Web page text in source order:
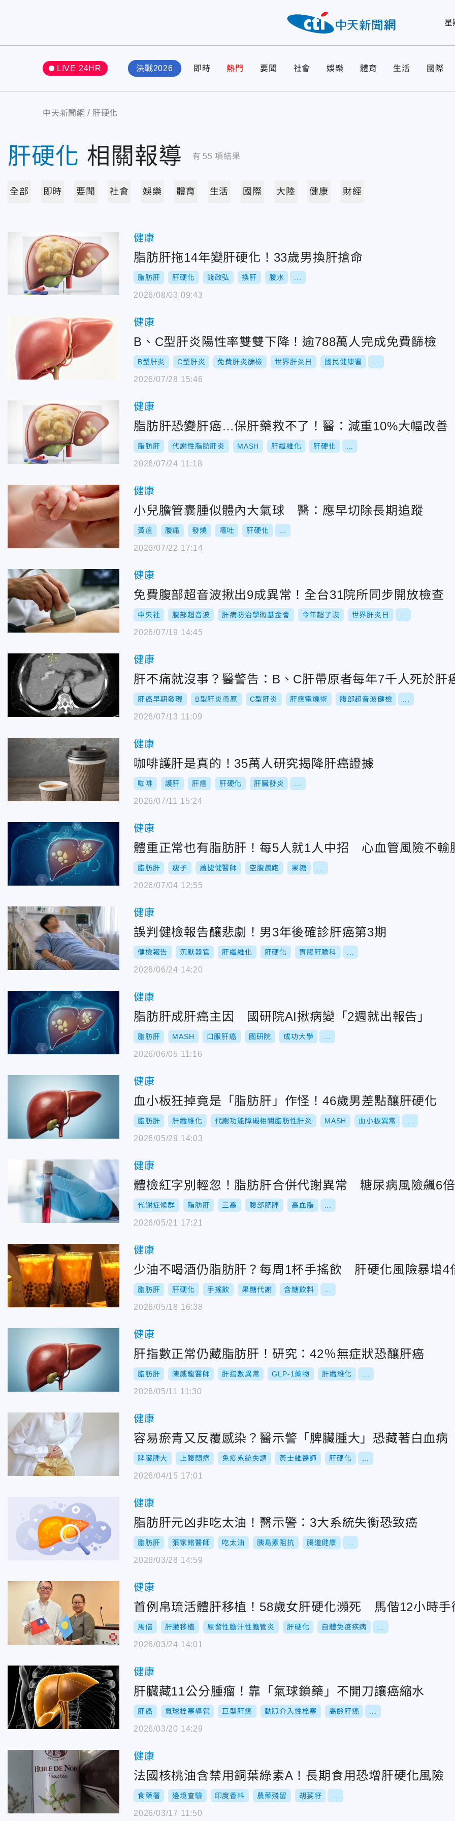
星
LIVE 24HR 決戰2026 即時 熱門 要聞 社會 娛樂 體育 生活 國際
中天新聞網 肝硬化
肝硬化 相關報導 有 55 項結果
全部 即時 要聞 社會 娛樂 體育 生活 國際 大陸 健康 財經
健康
脂肪肝拖14年變肝硬化！33歲男換肝搶命
脂肪肝 肝硬化 錢政弘 換肝 腹水
2026/08/03 09:43
健康
B、C型肝炎陽性率雙雙下降！逾788萬人完成免費篩檢
B型肝炎 C型肝炎 免費肝炎篩檢 世界肝炎日 國民健康署
2026/07/28 15:46
健康
脂肪肝恐變肝癌…保肝藥救不了！醫：減重10%大幅改善
脂肪肝 代謝性脂肪肝炎 MASH 肝纖維化 肝硬化
2026/07/24 11:18
健康
小兒膽管囊腫似體內大氣球 醫：應早切除長期追蹤
黃疸 腹痛 發燒 嘔吐 肝硬化
2026/07/22 17:14
健康
免費腹部超音波揪出9成異常！全台31院所同步開放檢查
中央社 腹部超音波 肝病防治學術基金會 今年超了沒 世界肝炎日
2026/07/19 14:45
健康
肝不痛就沒事？醫警告：B、C肝帶原者每年7千人死於肝
肝癌早期發現 B型肝炎帶原 C型肝炎 肝癌電燒術 腹部超音波健檢
2026/07/13 11:09
健康
咖啡護肝是真的！35萬人研究揭降肝癌證據
咖啡 護肝 肝癌 肝硬化 肝臟發炎
2026/07/11 15:24
健康
體重正常也有脂肪肝！每5人就1人中招 心血管風險不輸
脂肪肝 瘦子 蕭捷健醫師 空腹晨跑 果糖
2026/07/04 12:55
健康
誤判健檢報告釀悲劇！男3年後確診肝癌第3期
健檢報告 沉默器官 肝纖維化 肝硬化 胃腸肝膽科
2026/06/24 14:20
健康
脂肪肝成肝癌主因 國研院AI揪病變「2週就出報告」
脂肪肝 MASH 口服肝癌 國研院 成功大學
2026/06/05 11:16
健康
血小板狂掉竟是「脂肪肝」作怪！46歲男差點釀肝硬化
脂肪肝 肝纖維化 代謝功能障礙相關脂肪性肝炎 MASH 血小板異常
2026/05/29 14:03
健康
體檢紅字別輕忽！脂肪肝合併代謝異常 糖尿病風險飆6倍
代謝症候群 脂肪肝 三高 腹部肥胖 高血脂
2026/05/21 17:21
健康
少油不喝酒仍脂肪肝？每周1杯手搖飲 肝硬化風險暴增4
脂肪肝 肝硬化 手搖飲 果糖代謝 含糖飲料
2026/05/18 16:38
健康
肝指數正常仍藏脂肪肝！研究：42％無症狀恐釀肝癌
脂肪肝 陳威龍醫師 肝指數異常 GLP-1藥物 肝纖維化
2026/05/11 11:30
健康
容易瘀青又反覆感染？醫示警「脾臟腫大」恐藏著白血病
脾臟腫大 上腹悶痛 免疫系統失調 黃士維醫師 肝硬化
2026/04/15 17:01
健康
脂肪肝元凶非吃太油！醫示警：3大系統失衡恐致癌
脂肪肝 張家銘醫師 吃太油 胰島素阻抗 腸道健康
2026/03/28 14:59
健康
首例帛琉活體肝移植！58歲女肝硬化瀕死 馬偕12小時手
馬偕 肝臟移植 原發性膽汁性膽管炎 肝硬化 自體免疫疾病
2026/03/24 14:01
健康
肝臟藏11公分腫瘤！靠「氣球鎖藥」不開刀讓癌縮水
肝癌 氣球栓塞導管 巨型肝癌 動脈介入性栓塞 高齡肝癌
2026/03/20 14:29
健康
法國核桃油含禁用銅葉綠素A！長期食用恐增肝硬化風險
食藥署 邊境查驗 印度香料 農藥殘留 胡荽籽
2026/03/17 11:50